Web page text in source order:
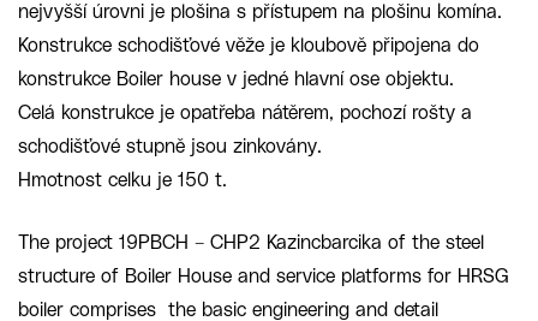
nejvyšší úrovni je plošina s přístupem na plošinu komína.
Konstrukce schodišťové věže je kloubově připojena do
konstrukce Boiler house v jedné hlavní ose objektu.
Celá konstrukce je opatřeba nátěrem, pochozí rošty a
schodišťové stupně jsou zinkovány.
Hmotnost celku je 150 t.
The project 19PBCH – CHP2 Kazincbarcika of the steel
structure of Boiler House and service platforms for HRSG
boiler comprises the basic engineering and detail